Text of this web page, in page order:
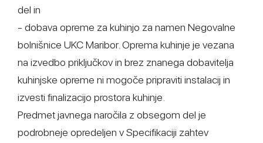
del in
- dobava opreme za kuhinjo za namen Negovalne
bolnišnice UKC Maribor. Oprema kuhinje je vezana
na izvedbo priključkov in brez znanega dobavitelja
kuhinjske opreme ni mogoče pripraviti instalacij in
izvesti finalizacijo prostora kuhinje.
Predmet javnega naročila z obsegom del je
podrobneje opredeljen v Specifikaciji zahtev